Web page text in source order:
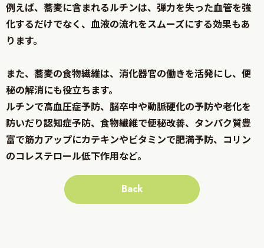
例えば、蕎麦に含まれるルチンは、弾力を失った血管を強
化するだけでなく、血液の流れをスムーズにする効果もあ
ります。
また、蕎麦の食物繊維は、消化器官の働きを活発にし、便
秘の解消にも役立ちます。
ルチンで高血圧症予防、脳卒中や動脈硬化の予防や老化を
防いだり認知症予防、食物繊維で便秘改善、タンパク質豊
富で筋力アップにカテキンやビタミンで肥満予防、コリン
のコレステロール低下作用など。
Back